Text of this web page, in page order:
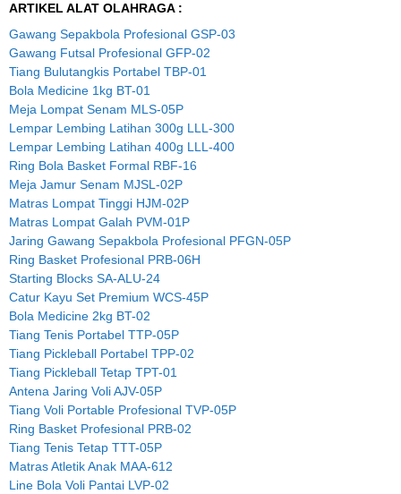
ARTIKEL ALAT OLAHRAGA :
Gawang Sepakbola Profesional GSP-03
Gawang Futsal Profesional GFP-02
Tiang Bulutangkis Portabel TBP-01
Bola Medicine 1kg BT-01
Meja Lompat Senam MLS-05P
Lempar Lembing Latihan 300g LLL-300
Lempar Lembing Latihan 400g LLL-400
Ring Bola Basket Formal RBF-16
Meja Jamur Senam MJSL-02P
Matras Lompat Tinggi HJM-02P
Matras Lompat Galah PVM-01P
Jaring Gawang Sepakbola Profesional PFGN-05P
Ring Basket Profesional PRB-06H
Starting Blocks SA-ALU-24
Catur Kayu Set Premium WCS-45P
Bola Medicine 2kg BT-02
Tiang Tenis Portabel TTP-05P
Tiang Pickleball Portabel TPP-02
Tiang Pickleball Tetap TPT-01
Antena Jaring Voli AJV-05P
Tiang Voli Portable Profesional TVP-05P
Ring Basket Profesional PRB-02
Tiang Tenis Tetap TTT-05P
Matras Atletik Anak MAA-612
Line Bola Voli Pantai LVP-02